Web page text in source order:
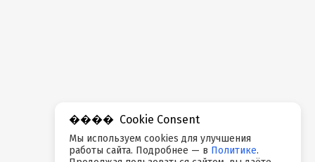
Cookie Consent
Мы используем cookies для улучшения
работы сайта. Подробнее — в Политике.